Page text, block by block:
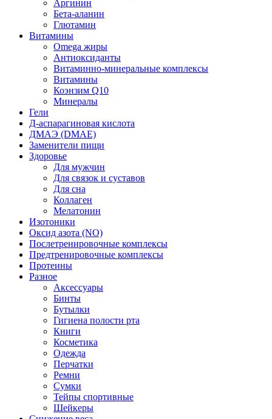
Аргинин
Бета-аланин
Глютамин
Витамины
Omega жиры
Антиоксиданты
Витаминно-минеральные комплексы
Витамины
Коэнзим Q10
Минералы
Гели
Д-аспарагиновая кислота
ДМАЭ (DMAE)
Заменители пищи
Здоровье
Для мужчин
Для связок и суставов
Для сна
Коллаген
Мелатонин
Изотоники
Оксид азота (NO)
Послетренировочные комплексы
Предтренировочные комплексы
Протеины
Разное
Аксессуары
Бинты
Бутылки
Гигиена полости рта
Книги
Косметика
Одежда
Перчатки
Ремни
Сумки
Тейпы спортивные
Шейкеры